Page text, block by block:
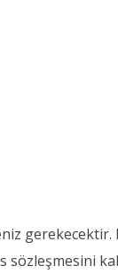
gerekecektir.
sözleşmesini